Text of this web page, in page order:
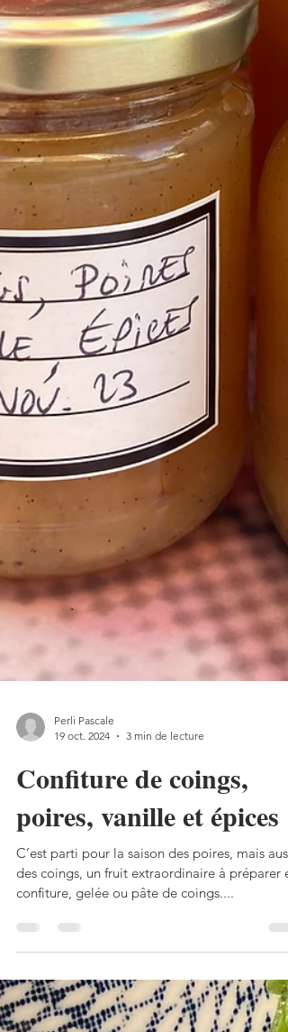
Perli Pascale
19 oct. 2024
3 min de lecture
Confiture de coings,
poires, vanille et épices
C’est parti pour la saison des poires, mais aussi
des coings, un fruit extraordinaire à préparer
confiture, gelée ou pâte de coings....